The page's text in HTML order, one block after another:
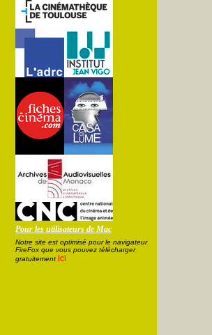
Pour les utilisateurs de Mac
Notre site est optimisé pour le navigateur
FireFox que vous pouvez télécharger
gratuitement ici